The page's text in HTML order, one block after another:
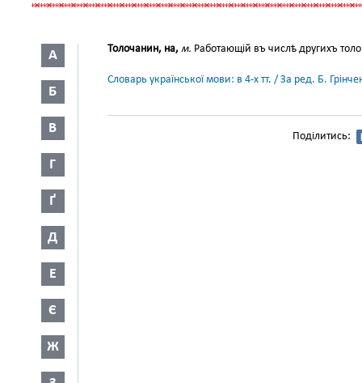
А
Б
В
Г
Ґ
Д
Е
Є
Ж
Толочанин, на, м. Работающій въ числѣ другихъ
Словарь української мови: в 4-х тт. / За ред. Б.
Поділитись: